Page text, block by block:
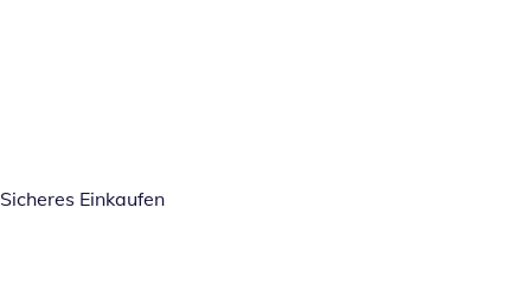
Sicheres Einkaufen